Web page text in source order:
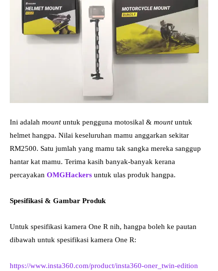
Ini adalah mountuntuk pengguna motosikal & mountuntuk
helmet hangpa. Nilai keseluruhan mamu anggarkan sekitar
RM2500. Satu jumlah yang mamu tak sangka mereka sanggup
hantar kat mamu. Terima kasih banyak-banyak kerana
percayakan OMGHackers untuk ulas produk hangpa.
Spesifikasi & Gambar Produk
Untuk spesifikasi kamera One R nih, hangpa boleh ke pautan
dibawah untuk spesifikasi kamera One R:
https://www.insta360.com/product/insta360-oner_twin-edition